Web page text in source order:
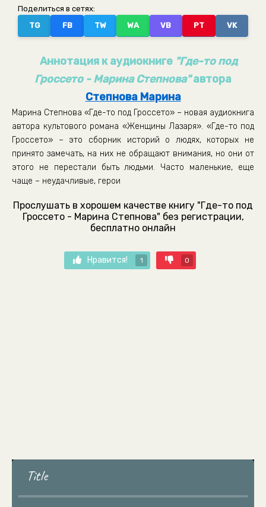
Поделиться в сетях:
TG
FB TW WA VB PT VK
Аннотация к аудиокниге "Где-то под
Гроссето - Марина Степнова"автора
Степнова Марина
Марина Степнова «Где-то под Гроссето» – новая аудиокнига
автора культового романа «Женщины Лазаря». «Где-то под
Гроссето» – это сборник историй о людях, которых не
принято замечать, на них не обращают внимания, но они от
этого не перестали быть людьми. Часто маленькие, еще
чаще – неудачливые, герои
Прослушать в хорошем качестве книгу "Где-то под
Гроссето - Марина Степнова" без регистрации,
бесплатно онлайн
Нравится! 1 0
Title